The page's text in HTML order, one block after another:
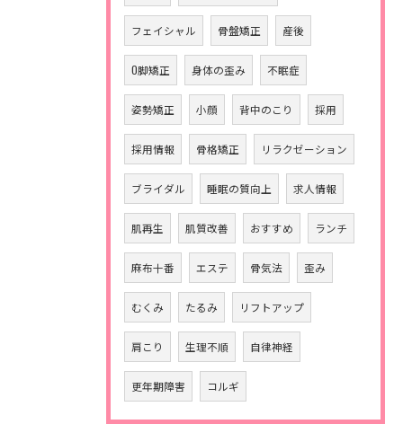
フェイシャル 骨盤矯正 産後
O脚矯正 身体の歪み 不眠症
姿勢矯正 小顔 背中のこり 採用
採用情報 骨格矯正 リラクゼーション
ブライダル 睡眠の質向上 求人情報
肌再生 肌質改善 おすすめ ランチ
麻布十番 エステ 骨気法 歪み
むくみ たるみ リフトアップ
肩こり 生理不順 自律神経
更年期障害 コルギ